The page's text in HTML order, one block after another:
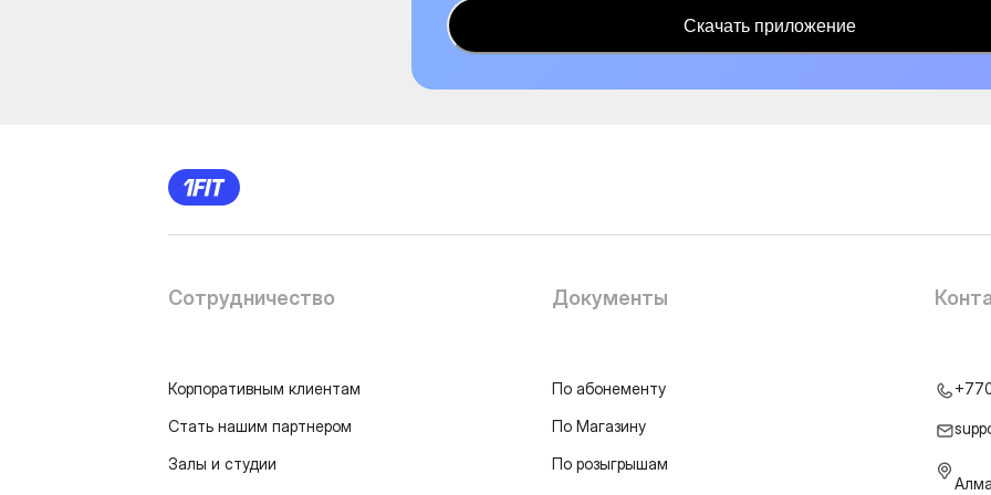
Скачать приложение
Сотрудничество
Корпоративным клиентам
Стать нашим партнером
Залы и студии
Документы
По абонементу
По Магазину
По розыгрышам